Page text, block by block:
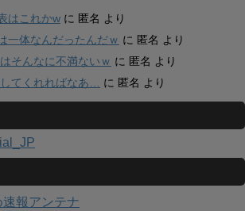
はこれかw に 匿名 より
一体なんだったんだｗ に 匿名 より
そんなに不満ないｗ に 匿名 より
てくれればなあ…
に 匿名 より
報アンテナ